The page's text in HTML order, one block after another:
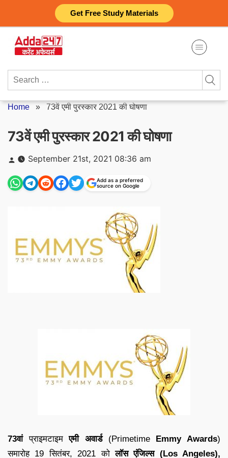
Get Free Study Materials
content
Search
Home » 73वें एमी पुरस्कार 2021 की घोषणा
73वें एमी पुरस्कार 2021 की घोषणा
Posted
by
September 21st, 2021 08:36 am
Add as a preferred
source on Google
73वांप्राइमटाइमएमी अवार्ड(Primetime Emmy Awards)
समारोह 19 सितंबर, 2021 कोलॉस एंजिल्स (Los Angeles),